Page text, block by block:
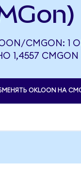
CMGON: 1
1,4557 CMGON
OKLOON НА